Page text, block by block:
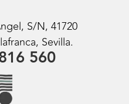
S/N, 41720
Sevilla.
560